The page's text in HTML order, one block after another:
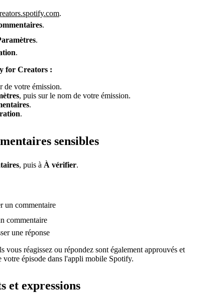
.
.
for Creators :
de votre émission.
, puis sur le nom de votre émission.
.
.
sensibles
, puis à À vérifier
un commentaire
commentaire
une réponse
vous réagissez ou répondez sont également approuvés et
votre épisode dans l'appli mobile Spotify.
et expressions